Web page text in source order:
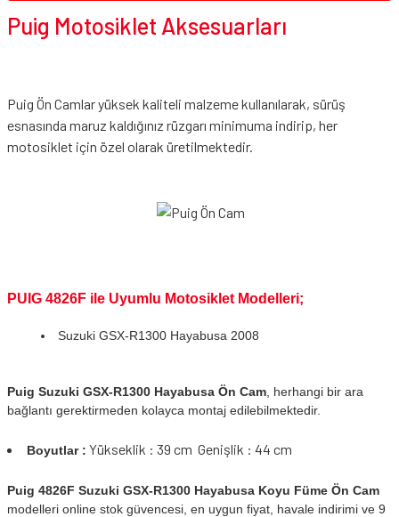
Puig Motosiklet Aksesuarları
Puig Ön Camlar yüksek kaliteli malzeme kullanılarak, sürüş
esnasında maruz kaldığınız rüzgarı minimuma indirip, her
motosiklet için özel olarak üretilmektedir.
PUIG 4826F ile Uyumlu Motosiklet Modelleri;
Suzuki GSX-R1300 Hayabusa 2008
Puig Suzuki GSX-R1300 Hayabusa Ön Cam , herhangi bir ara
bağlantı gerektirmeden kolayca montaj edilebilmektedir.
Boyutlar : Yükseklik : 39 cm Genişlik : 44 cm
Puig 4826F Suzuki GSX-R1300 Hayabusa Koyu Füme Ön Cam
modelleri online stok güvencesi, en uygun fiyat, havale indirimi ve 9